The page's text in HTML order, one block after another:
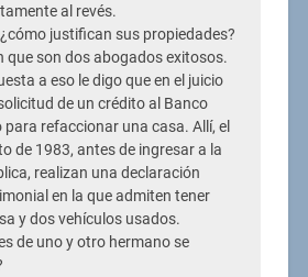
al revés.
justifican sus propiedades?
que son dos abogados exitosos.
a eso le digo que en el juicio
de un crédito al Banco
refaccionar una casa. Allí, el
de 1983, antes de ingresar a la
realizan una declaración
en la que admiten tener
y dos vehículos usados.
de uno y otro hermano se